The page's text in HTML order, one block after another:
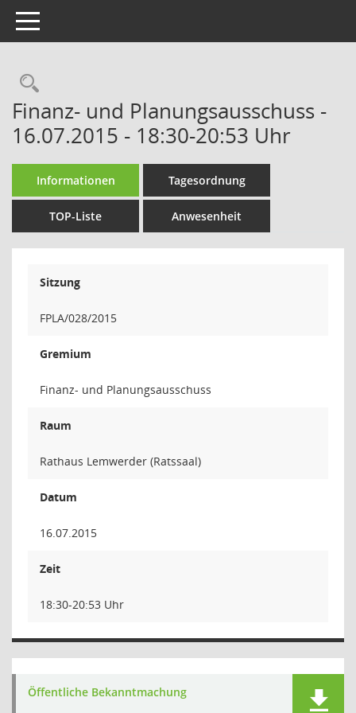
Toggle navigation
Rechercheauswahl
Finanz- und Planungsausschuss -
16.07.2015 - 18:30-20:53 Uhr
Informationen Tagesordnung
TOP-Liste Anwesenheit
Sitzung
FPLA/028/2015
Gremium
Finanz- und Planungsausschuss
Raum
Rathaus Lemwerder (Ratssaal)
Datum
16.07.2015
Zeit
18:30-20:53 Uhr
Öffentliche Bekanntmachung